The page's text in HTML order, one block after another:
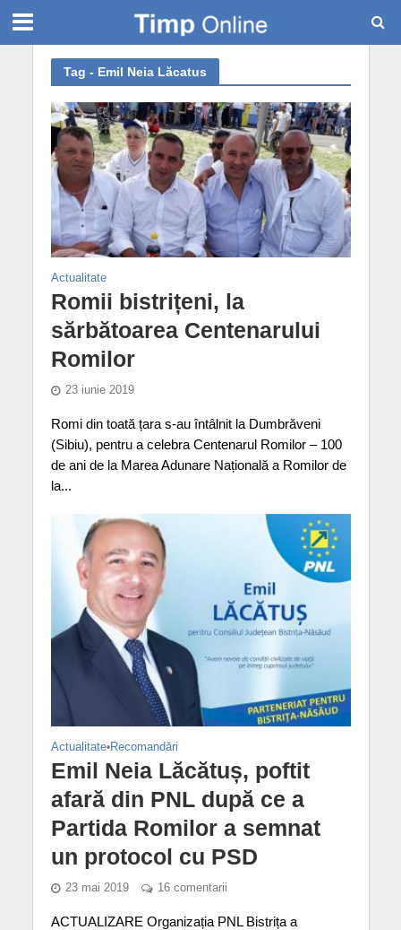
Tag - Emil Neia Lăcatus
Actualitate
Romii bistrițeni, la
sărbătoarea Centenarului
Romilor
23 iunie 2019
Romi din toată țara s-au întâlnit la Dumbrăveni
(Sibiu), pentru a celebra Centenarul Romilor – 100
de ani de la Marea Adunare Națională a Romilor de
la...
Actualitate•Recomandări
Emil Neia Lăcătuș, poftit
afară din PNL după ce a
Partida Romilor a semnat
un protocol cu PSD
23 mai 2019 16 comentarii
ACTUALIZARE Organizația PNL Bistrița a